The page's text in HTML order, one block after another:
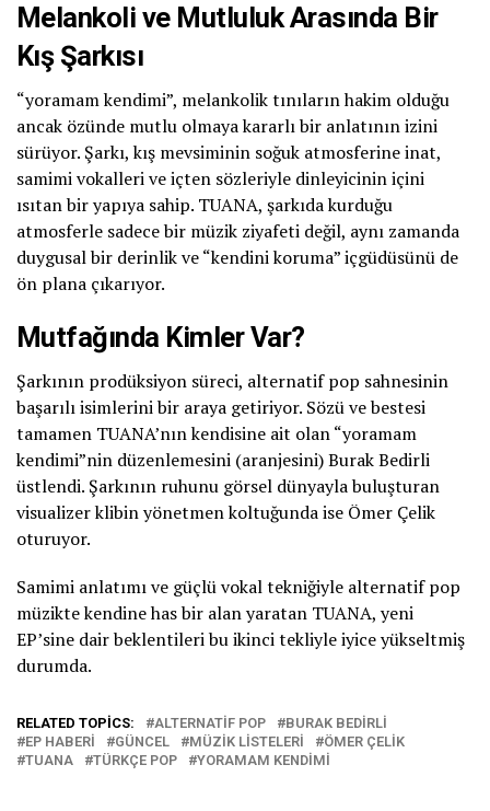
Melankoli ve Mutluluk Arasında Bir
Kış Şarkısı
“yoramam kendimi”, melankolik tınıların hakim olduğu
ancak özünde mutlu olmaya kararlı bir anlatının izini
sürüyor. Şarkı, kış mevsiminin soğuk atmosferine inat,
samimi vokalleri ve içten sözleriyle dinleyicinin içini
ısıtan bir yapıya sahip. TUANA, şarkıda kurduğu
atmosferle sadece bir müzik ziyafeti değil, aynı zamanda
duygusal bir derinlik ve “kendini koruma” içgüdüsünü de
ön plana çıkarıyor.
Mutfağında Kimler Var?
Şarkının prodüksiyon süreci, alternatif pop sahnesinin
başarılı isimlerini bir araya getiriyor. Sözü ve bestesi
tamamen TUANA’nın kendisine ait olan “yoramam
kendimi”nin düzenlemesini (aranjesini) Burak Bedirli
üstlendi. Şarkının ruhunu görsel dünyayla buluşturan
visualizer klibin yönetmen koltuğunda ise Ömer Çelik
oturuyor.
Samimi anlatımı ve güçlü vokal tekniğiyle alternatif pop
müzikte kendine has bir alan yaratan TUANA, yeni
EP’sine dair beklentileri bu ikinci tekliyle iyice yükseltmiş
durumda.
RELATED TOPICS: ALTERNATIF POP
BURAK BEDIRLI
EP HABERI
GÜNCEL MÜZIK LISTELERI
ÖMER ÇELIK
TUANA
TÜRKÇE POP YORAMAM KENDIMI